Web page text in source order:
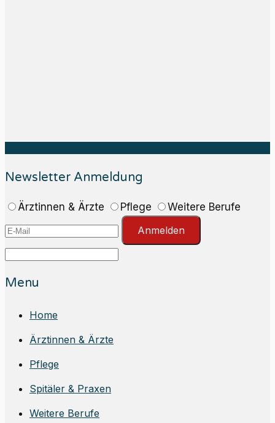
Newsletter Anmeldung
Ärztinnen & Ärzte Pflege
Weitere Berufe
Anmelden
Menu
Home
Ärztinnen & Ärzte
Pflege
Spitäler & Praxen
Weitere Berufe